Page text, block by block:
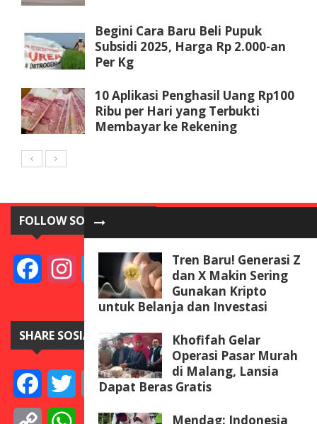
Tren Baru! Generasi Z
dan X Makin Sering
Gunakan Kripto
untuk Belanja dan Investasi
Khofifah Gelar
Operasi Pasar Murah
di Malang, Lansia
Dapat Beras Gratis
Mendag: Indonesia
Begini Cara Baru Beli Pupuk
Subsidi 2025, Harga Rp 2.000-an
Per Kg
10 Aplikasi Penghasil Uang Rp100
Ribu per Hari yang Terbukti
Membayar ke Rekening
FOLLOW SOSIAL MEDIA
FacebookInstagramTwitterYouTube
SHARE SOSIAL MEDIA
FacebookTwitterEmail Telegram
Line Messenger